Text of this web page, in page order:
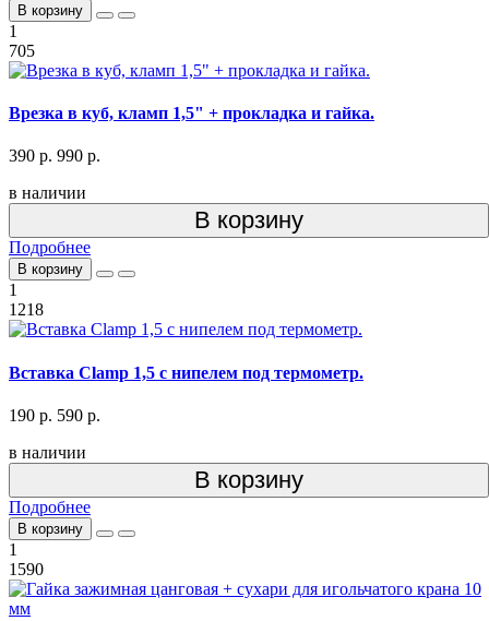
В корзину
1
705
Врезка в куб, кламп 1,5" + прокладка и гайка.
390 р. 990 р.
в наличии
В корзину
Подробнее
В корзину
1
1218
Вставка Clamp 1,5 с нипелем под термометр.
190 р. 590 р.
в наличии
В корзину
Подробнее
В корзину
1
1590